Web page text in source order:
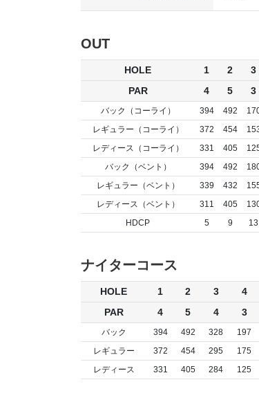
OUT
HOLE 1 2 3
PAR
4 5 3
バック（コーライ） 394 492
レギュラー（コーライ）
372 454
レディース（コーライ）
331 405
バック（ベント）
394 492
レギュラー（ベント）
339 432
レディース（ベント）
311 405
HDCP
5 9 13
ナイターコース
HOLE 1 2 3 4
PAR
4 5 4 3
バック 394 492 328 197
レギュラー
372 454 295 175
レディース
331 405 284 125